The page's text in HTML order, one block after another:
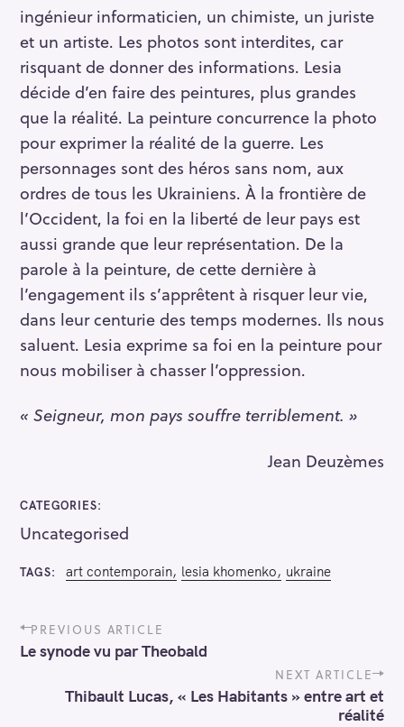
ingénieur informaticien, un chimiste, un juriste
et un artiste. Les photos sont interdites, car
risquant de donner des informations. Lesia
décide d’en faire des peintures, plus grandes
que la réalité. La peinture concurrence la photo
pour exprimer la réalité de la guerre. Les
personnages sont des héros sans nom, aux
ordres de tous les Ukrainiens. À la frontière de
l’Occident, la foi en la liberté de leur pays est
aussi grande que leur représentation. De la
parole à la peinture, de cette dernière à
l’engagement ils s’apprêtent à risquer leur vie,
dans leur centurie des temps modernes. Ils nous
saluent. Lesia exprime sa foi en la peinture pour
nous mobiliser à chasser l’oppression.
« Seigneur, mon pays souffre terriblement. »
Jean Deuzèmes
CATEGORIES
Uncategorised
TAGS art contemporain lesia khomenko ukraine
P
o
s
PREVIOUS ARTICLE
Le synode vu par Theobald
NEXT ARTICLE
Thibault Lucas, « Les Habitants » entre art et
réalité
e
a
r
c
h
f
o